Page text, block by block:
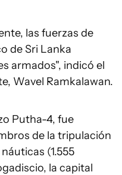
las fuerzas de
de Sri Lanka
armados", indicó el
Wavel Ramkalawan.
Putha-4, fue
de la tripulación
(1.555
la capital